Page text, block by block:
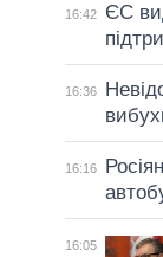
16:42
ЄС
16:36
16:16
16:05